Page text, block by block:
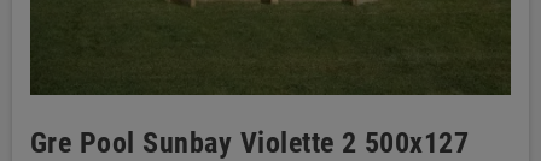
Gre Pool Sunbay Violette 2 500x127